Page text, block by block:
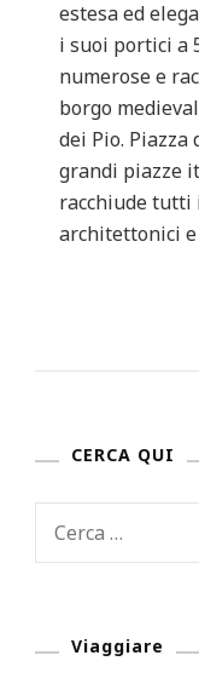
estesa ed
i suoi portici a
numerose e
borgo
dei Pio.
grandi piazze
racchiude
architettonici
CERCA QUI
Viaggiare